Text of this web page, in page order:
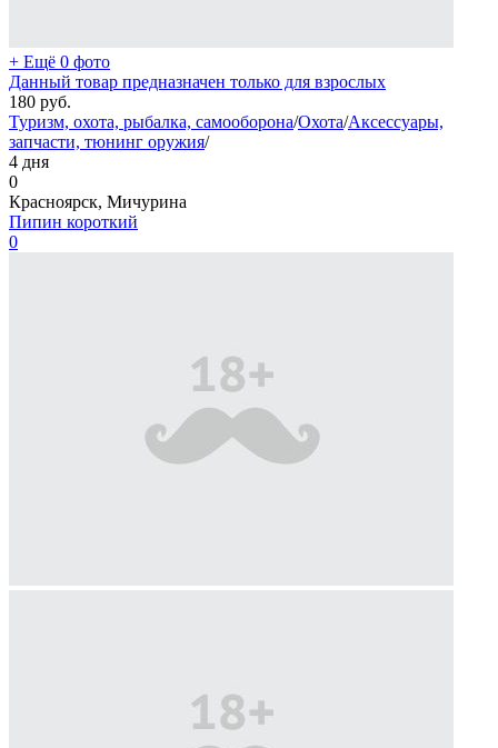
+ Ещё 0 фото
Данный товар предназначен только для взрослых
180 руб.
Туризм, охота, рыбалка, самооборона/Охота/Аксессуары,
запчасти, тюнинг оружия/
4 дня
0
Красноярск, Мичурина
Пипин короткий
0